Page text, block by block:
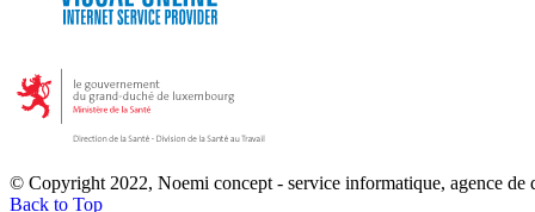
© Copyright 2022, Noemi concept - service informatique, agence
Back to Top